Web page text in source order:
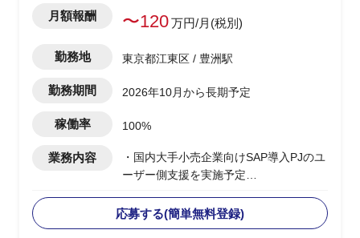
月額報酬 〜120万円/月(税別)
勤務地 東京都江東区 / 豊洲駅
勤務期間 2026年10月から長期予定
稼働率 100%
業務内容
・国内大手小売企業向けSAP導入PJのユ
ーザー側支援を実施予定
月)を担当
・顧客社内の合意形成
応募する(簡単無料登録)